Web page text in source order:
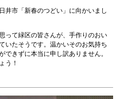
井市「新春のつどい」に向かいまし
って緑区の皆さんが、手作りのおい
いたそうです。温かいそのお気持ち
できずに本当に申し訳ありません。
う！